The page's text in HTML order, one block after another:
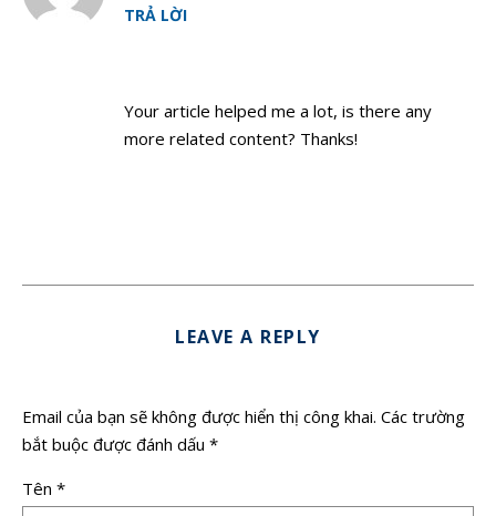
TRẢ LỜI
Your article helped me a lot, is there any
more related content? Thanks!
LEAVE A REPLY
Email của bạn sẽ không được hiển thị công khai. Các trường
bắt buộc được đánh dấu *
Tên *